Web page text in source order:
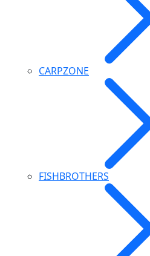
CARPZONE
FISHBROTHERS